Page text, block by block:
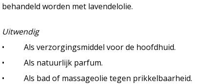
behandeld worden met lavendelolie.
Uitwendig
• Als verzorgingsmiddel voor de hoofdhuid.
• Als natuurlijk parfum.
• Als bad of massageolie tegen prikkelbaarheid.